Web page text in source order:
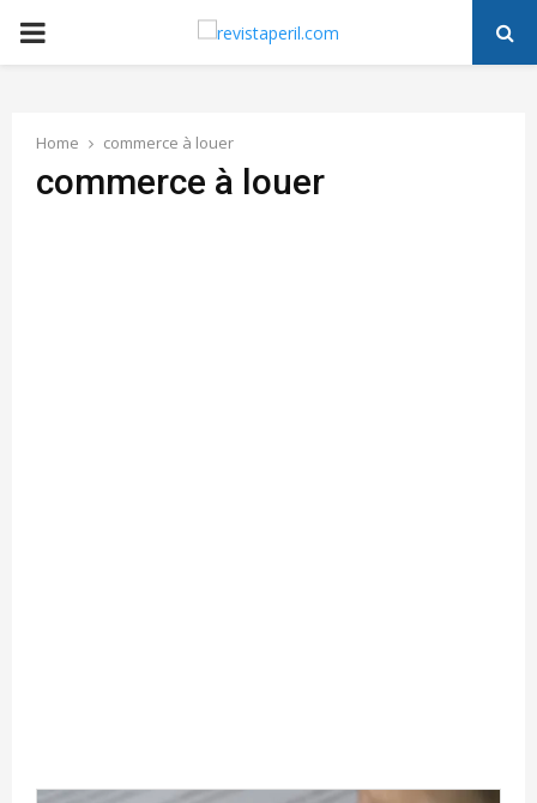
PRIMARY
Home commerce à louer
commerce à louer